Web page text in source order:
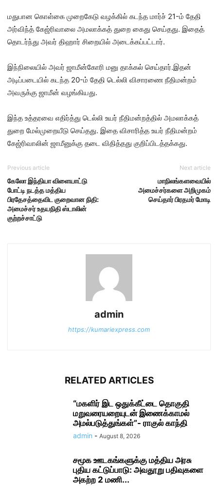
மதுபான கொள்கை முறைகேடு வழக்கில் கடந்த மார்ச் 21-ம் தேதி
அர்விந்த் கேஜ்ரிவாலை அமலாக்கத் துறை கைது செய்தது. இதைத்
தொடர்ந்து அவர் திஹார் சிறையில் அடைக்கப்பட்டார்.
இந்நிலையில் அவர் ஜாமீன்கோரி மனு தாக்கல் செய்தார்.இதன்
அடிப்படையில் கடந்த 20-ம் தேதி டெல்லி விசாரணை நீதிமன்றம்
அவருக்கு ஜாமீன் வழங்கியது.
இந்த உத்தரவை எதிர்த்து டெல்லி உயர் நீதிமன்றத்தில் அமலாக்கத்
துறை மேல்முறையீடு செய்தது. இதை விசாரித்த உயர் நீதிமன்றம்
கேஜ்ரிவாலின் ஜாமீனுக்கு தடை விதித்தது குறிப்பிடத்தக்கது.
Previous article
கேலோ இந்தியா விளையாட்டு
போட்டி நடத்த மத்திய
பிரதேசத்தைவிட குறைவான நிதி:
அமைச்சர் உதயநிதி ஸ்டாலின்
குற்றச்சாட்டு
Next article
மாநிலங்களவையில்
அமைச்சர்களை அறிமுகம்
செய்தார் பிரதமர் மோடி
admin
https://kumariexpress.com
RELATED ARTICLES
“மகளிர் இட ஒதுக்கீட்டை தொகுதி
மறுவரையறையுடன் இணைக்காமல்
அமல்படுத்துங்கள்”- ராகுல் காந்தி
admin - August 8, 2026
சமூக ஊடகங்களுக்கு மத்திய அரசு
புதிய கட்டுப்பாடு: அவதூறு பதிவுகளை
அகற்ற 2 மணி...